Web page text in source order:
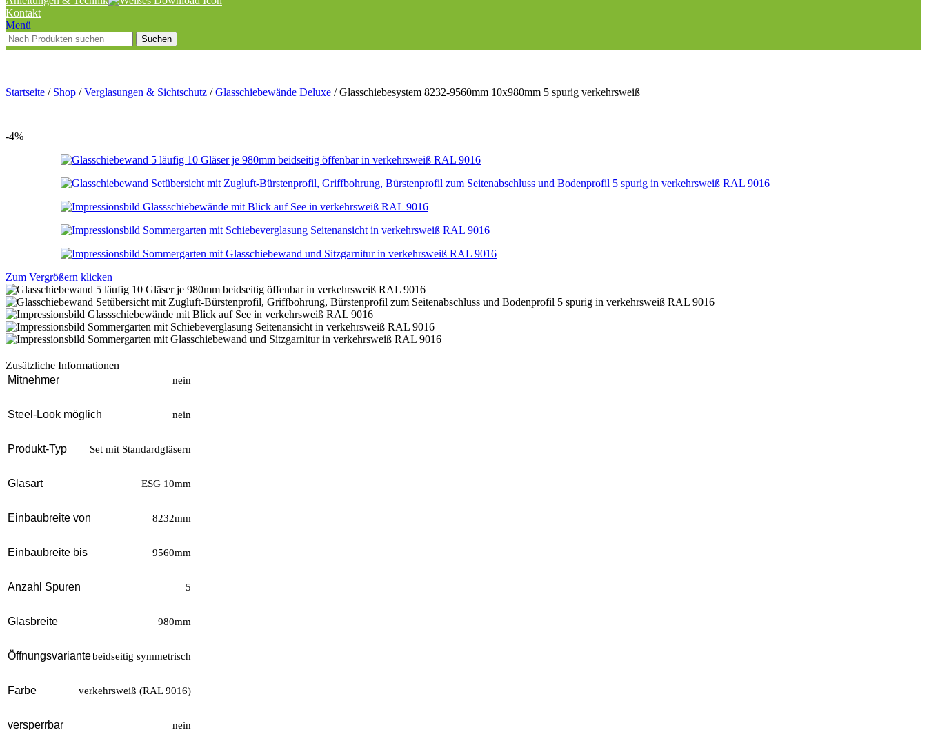
Kontakt
Menü
Suchen
Startseite / Shop /Verglasungen & Sichtschutz /Glasschiebewände Deluxe /Glasschiebesystem 8232-9560mm 10x980mm 5 spurig verkehrsweiß
-4%
Zum Vergrößern klicken
Zusätzliche Informationen
Mitnehmer
nein
Steel-Look möglich nein
Produkt-Typ Set mit Standardgläsern
Glasart ESG 10mm
Einbaubreite von 8232mm
Einbaubreite bis 9560mm
Anzahl Spuren 5
Glasbreite 980mm
Öffnungsvariantebeidseitig symmetrisch
Farbe verkehrsweiß (RAL 9016)
versperrbar nein